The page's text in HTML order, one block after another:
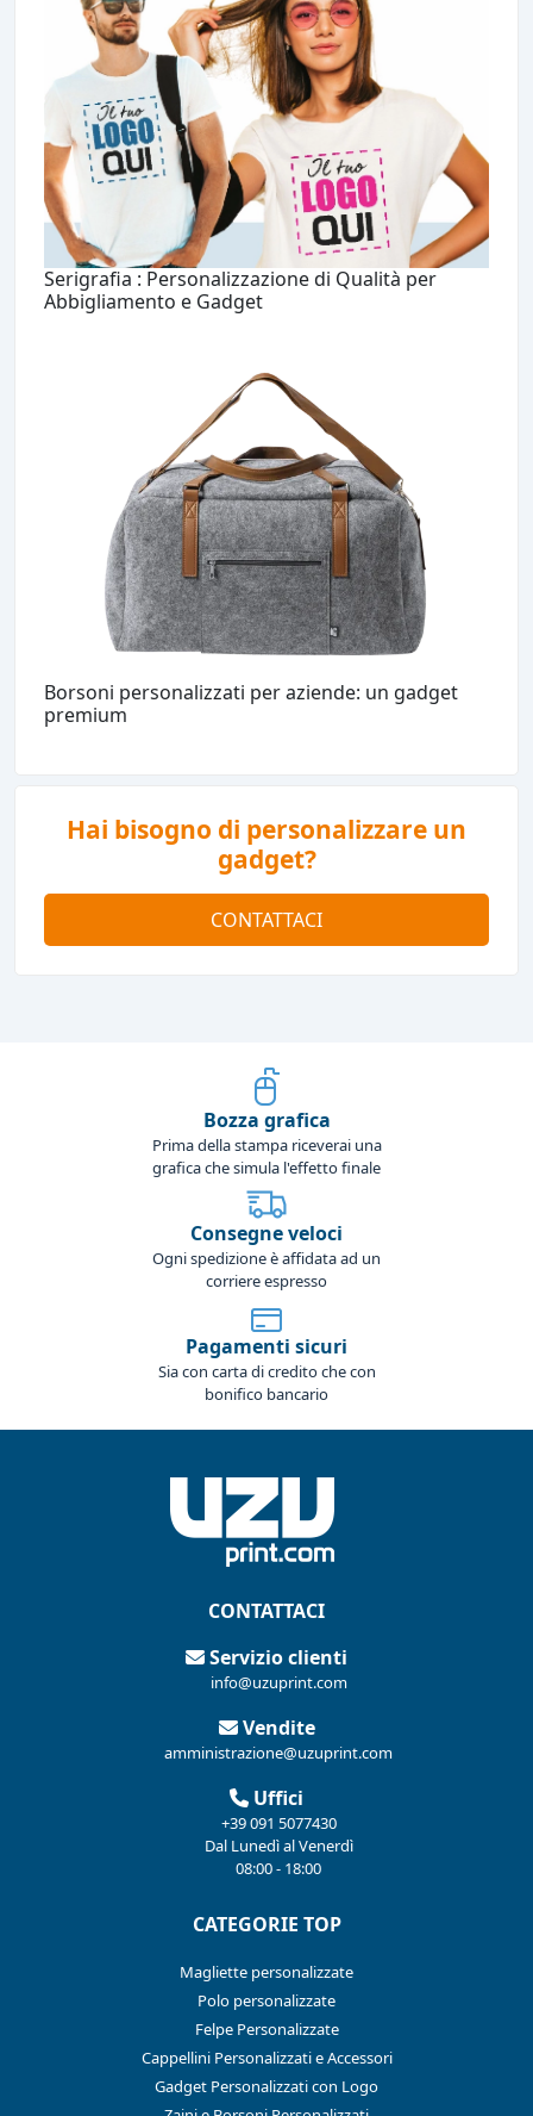
Serigrafia : Personalizzazione di Qualità per
Abbigliamento e Gadget
Borsoni personalizzati per aziende: un gadget
premium
Hai bisogno di personalizzare un
gadget?
CONTATTACI
Bozza grafica
Prima della stampa riceverai una
grafica che simula l'effetto finale
Consegne veloci
Ogni spedizione è affidata ad un
corriere espresso
Pagamenti sicuri
Sia con carta di credito che con
bonifico bancario
CONTATTACI
Servizio clienti
info@uzuprint.com
Vendite
amministrazione@uzuprint.com
Uffici
+39 091 5077430
Dal Lunedì al Venerdì
08:00 - 18:00
CATEGORIE TOP
Magliette personalizzate
Polo personalizzate
Felpe Personalizzate
Cappellini Personalizzati e Accessori
Gadget Personalizzati con Logo